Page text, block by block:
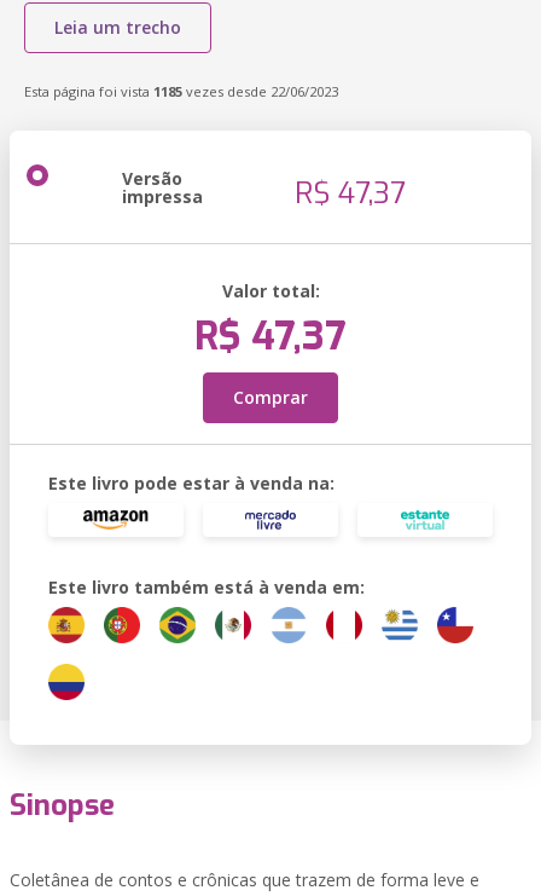
Leia um trecho
Esta página foi vista 1185 vezes desde 22/06/2023
Versão
impressa R$ 47,37
Valor total:
R$ 47,37
Comprar
Este livro pode estar à venda na:
Este livro também está à venda em:
Sinopse
Coletânea de contos e crônicas que trazem de forma leve e